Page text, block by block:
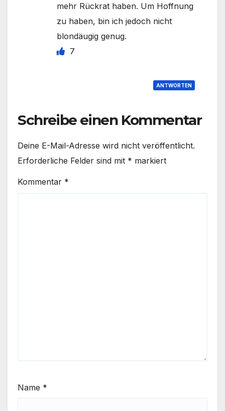
mehr Rückrat haben. Um Hoffnung
zu haben, bin ich jedoch nicht
blondäugig genug.
7
ANTWORTEN
Schreibe einen Kommentar
Deine E-Mail-Adresse wird nicht veröffentlicht.
Erforderliche Felder sind mit * markiert
Kommentar *
Name *